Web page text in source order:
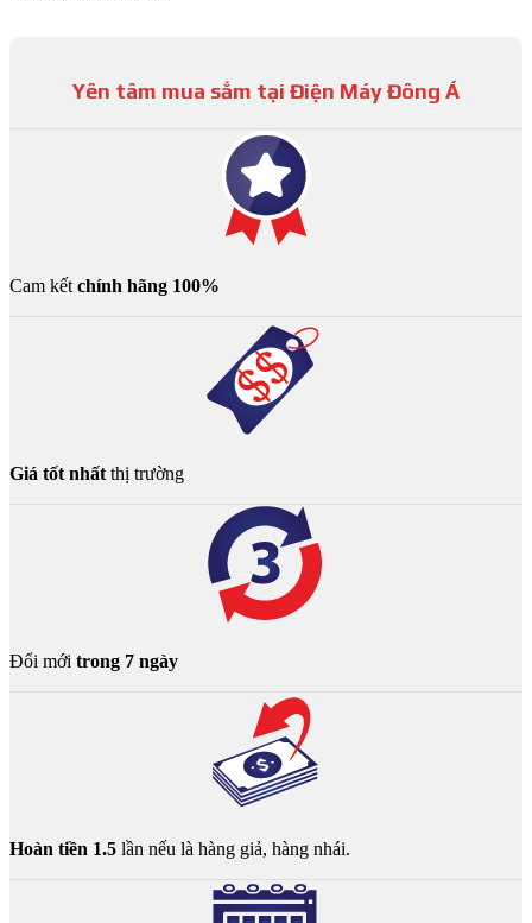
Yên tâm mua sắm tại Điện Máy Đông Á
Cam kết chính hãng 100%
Giá tốt nhất thị trường
Đổi mới trong 7 ngày
Hoàn tiền 1.5 lần nếu là hàng giả, hàng nhái.